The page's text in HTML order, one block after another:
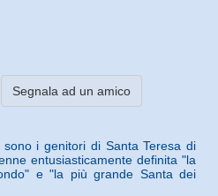
Segnala ad un amico
i genitori di Santa Teresa di
entusiasticamente definita "la
e "la più grande Santa dei